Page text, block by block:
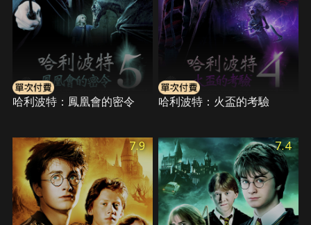
哈利波特：鳳凰會的密令 哈利波特：火盃的考驗
7.9 7.4